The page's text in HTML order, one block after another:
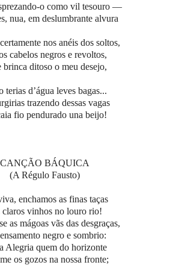
o como vil tesouro —
nua, em deslumbrante alvura
nos anéis dos soltos,
cabelos negros e revoltos,
brinca ditoso o meu desejo,
terias d’água leves bagas...
trazendo dessas vagas
fio pendurado una beijo!
CANÇÃO BÁQUICA
(A Régulo Fausto)
enchamos as finas taças
claros vinhos no louro rio!
as mágoas vãs das desgraças,
negro e sombrio:
Alegria quem do horizonte
os gozos na nossa fronte;